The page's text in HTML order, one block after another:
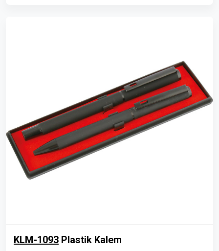
KLM-1093 Plastik Kalem